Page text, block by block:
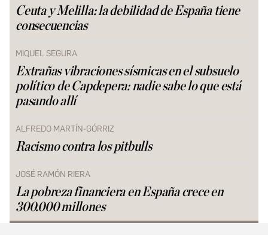
Ceuta y Melilla: la debilidad de España tiene
consecuencias
MIQUEL SEGURA
Extrañas vibraciones sísmicas en el subsuelo
político de Capdepera: nadie sabe lo que está
pasando allí
ALFREDO MARTÍN-GÓRRIZ
Racismo contra los pitbulls
JOSÉ RAMÓN RIERA
La pobreza financiera en España crece en
300.000 millones